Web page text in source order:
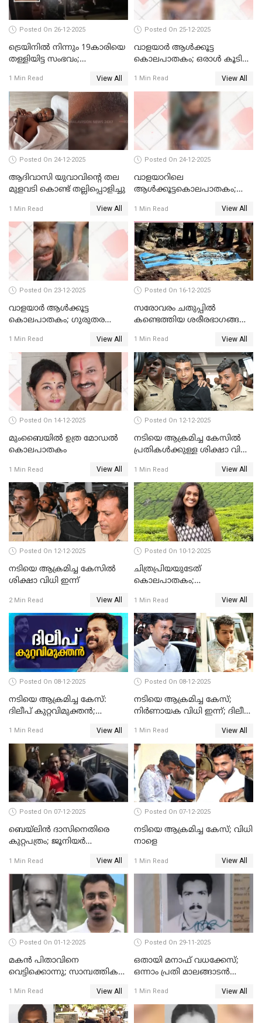
Posted On 26-12-2025
ട്രെയിനില്‍ നിന്നും 19കാരിയെ
തള്ളിയിട്ട സംഭവം;
ആശുപത്രിയിലേക്ക് മാറ്റി
1 Min Read View All
Posted On 25-12-2025
വാളയാര്‍ ആള്‍ക്കൂട്ട
കൊലപാതകം; ഒരാള്‍ കൂടി
1 Min Read View All
Posted On 24-12-2025
ആദിവാസി യുവാവിന്റെ തല
മുളവടി കൊണ്ട് തല്ലിപ്പൊളിച്ചു
1 Min Read View All
Posted On 24-12-2025
വാളയാറിലെ
ആൾക്കൂട്ടകൊലപാതകം;
വാങ്ങും
1 Min Read View All
Posted On 23-12-2025
വാളയാർ ആൾക്കൂട്ട
കൊലപാതകം; ഗുരുതര
1 Min Read View All
Posted On 16-12-2025
സരോവരം ചതുപ്പിൽ
കണ്ടെത്തിയ ശരീരഭാഗങ്ങൾ
ഡി.എൻ.എ പരിശോധനയിൽ
സ്ഥിരീകരണം
1 Min Read View All
Posted On 14-12-2025
മുംബൈയില്‍ ഉത്ര മോഡല്‍
കൊലപാതകം
1 Min Read View All
Posted On 12-12-2025
നടിയെ ആക്രമിച്ച കേസില്‍
പ്രതികള്‍ക്കുള്ള ശിക്ഷാ വിധി
1 Min Read View All
Posted On 12-12-2025
നടിയെ ആക്രമിച്ച കേസിൽ
ശിക്ഷാ വിധി ഇന്ന്
2 Min Read View All
Posted On 10-12-2025
ചിത്രപ്രിയയുടേത്
കൊലപാതകം;
സമ്മതിച്ചെന്ന് പൊലീസ്
1 Min Read View All
Posted On 08-12-2025
നടിയെ ആക്രമിച്ച കേസ്:
ദിലീപ് കുറ്റവിമുക്തന്‍;
പ്രതികള്‍ കുറ്റക്കാര്‍;
ശിക്ഷവിധി 12 ന്
1 Min Read View All
Posted On 08-12-2025
നടിയെ ആക്രമിച്ച കേസ്;
നിർണായക വിധി ഇന്ന്; ദിലീപ്
1 Min Read View All
Posted On 07-12-2025
ബെയ്‌ലിന്‍ ദാസിനെതിരെ
കുറ്റപത്രം; ജൂനിയർ
മർദിച്ച കേസ്
1 Min Read View All
Posted On 07-12-2025
നടിയെ ആക്രമിച്ച കേസ്; വിധി
നാളെ
1 Min Read View All
Posted On 01-12-2025
മകൻ പിതാവിനെ
വെട്ടിക്കൊന്നു; സാമ്പത്തിക
1 Min Read View All
Posted On 29-11-2025
ഒതായി മനാഫ് വധക്കേസ്;
ഒന്നാം പ്രതി മാലങ്ങാടൻ
ഒരു ലക്ഷം രൂപ പിഴ
1 Min Read View All